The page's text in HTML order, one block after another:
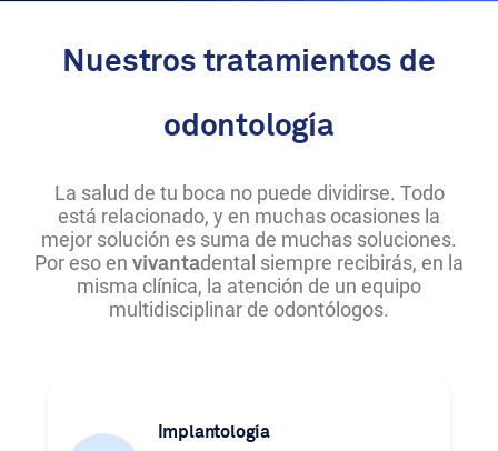
Nuestros tratamientos de
odontología
La salud de tu boca no puede dividirse. Todo
está relacionado, y en muchas ocasiones la
mejor solución es suma de muchas soluciones.
Por eso en vivantadental siempre recibirás, en la
misma clínica, la atención de un equipo
multidisciplinar de odontólogos.
Implantología